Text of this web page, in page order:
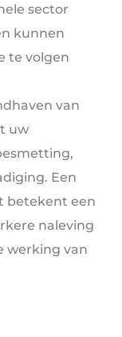
sector
kunnen
te volgen
van
uw
Een
betekent een
naleving
werking van